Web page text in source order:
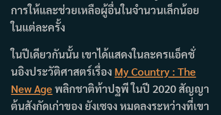
การให้และช่วยเหลือผู้อื่นในจำนวนเล็กน้อย
ในแต่ละครั้ง
ในปีเดียวกันนั้น เขาได้แสดงในละครแอ็คชั่
นอิงประวัติศาสตร์เรื่อง My Country : The
New Age พลิกชาติท้าปฐพี ในปี 2020 สัญญา
ต้นสังกัดเก่าของ ยังเซจง หมดลงระหว่างที่เขา